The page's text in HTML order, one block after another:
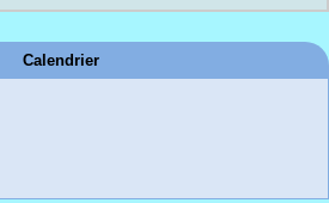
Calendrier